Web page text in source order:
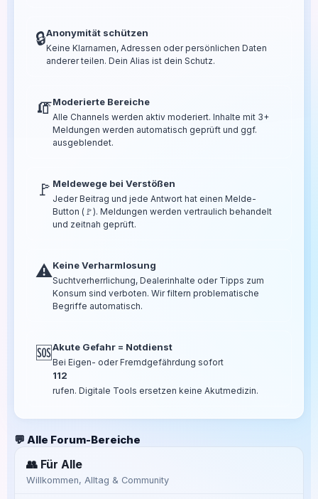
🔒Anonymität schützen
Keine Klarnamen, Adressen oder persönlichen Daten
anderer teilen. Dein Alias ist dein Schutz.
🧯Moderierte Bereiche
Alle Channels werden aktiv moderiert. Inhalte mit 3+
Meldungen werden automatisch geprüft und ggf.
ausgeblendet.
🚩 Meldewege bei Verstößen
Jeder Beitrag und jede Antwort hat einen Melde-
Button (🚩). Meldungen werden vertraulich behandelt
und zeitnah geprüft.
⚠️Keine Verharmlosung
Suchtverherrlichung, Dealerinhalte oder Tipps zum
Konsum sind verboten. Wir filtern problematische
Begriffe automatisch.
🆘Akute Gefahr = Notdienst
Bei Eigen- oder Fremdgefährdung sofort
112
rufen. Digitale Tools ersetzen keine Akutmedizin.
💬 Alle Forum-Bereiche
👥 Für Alle
Willkommen, Alltag & Community